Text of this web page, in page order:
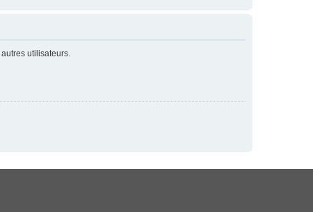
utilisateurs.